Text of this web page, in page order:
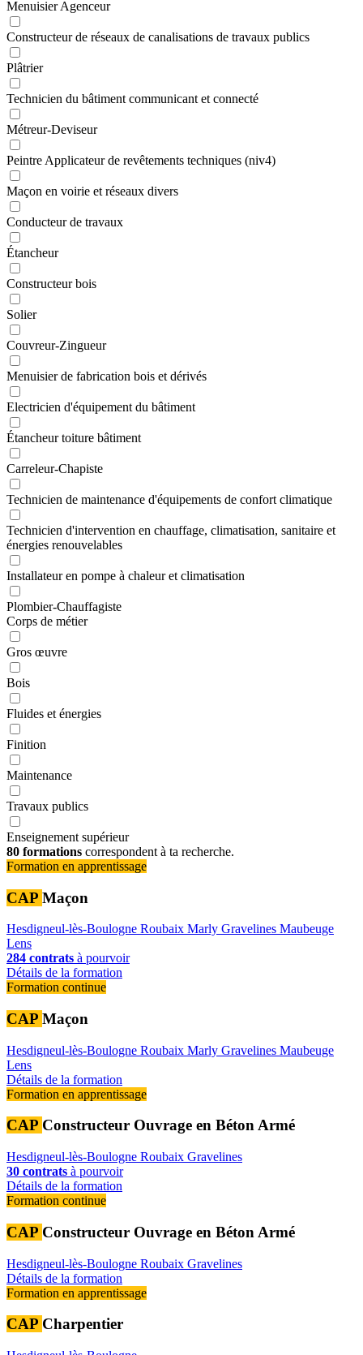
Menuisier Agenceur
Constructeur de réseaux de canalisations de travaux publics
Plâtrier
Technicien du bâtiment communicant et connecté
Métreur-Deviseur
Peintre Applicateur de revêtements techniques (niv4)
Maçon en voirie et réseaux divers
Conducteur de travaux
Étancheur
Constructeur bois
Solier
Couvreur-Zingueur
Menuisier de fabrication bois et dérivés
Electricien d'équipement du bâtiment
Étancheur toiture bâtiment
Carreleur-Chapiste
Technicien de maintenance d'équipements de confort climatique
Technicien d'intervention en chauffage, climatisation, sanitaire et
énergies renouvelables
Installateur en pompe à chaleur et climatisation
Plombier-Chauffagiste
Corps de métier
Gros œuvre
Bois
Fluides et énergies
Finition
Maintenance
Travaux publics
Enseignement supérieur
80 formations correspondent à ta recherche.
Formation en apprentissage
CAP Maçon
Hesdigneul-lès-Boulogne Roubaix Marly Gravelines Maubeuge
Lens
284 contrats à pourvoir
Détails de la formation
Formation continue
CAP Maçon
Hesdigneul-lès-Boulogne Roubaix Marly Gravelines Maubeuge
Lens
Détails de la formation
Formation en apprentissage
CAP Constructeur Ouvrage en Béton Armé
Hesdigneul-lès-Boulogne Roubaix Gravelines
30 contrats à pourvoir
Détails de la formation
Formation continue
CAP Constructeur Ouvrage en Béton Armé
Hesdigneul-lès-Boulogne Roubaix Gravelines
Détails de la formation
Formation en apprentissage
CAP Charpentier